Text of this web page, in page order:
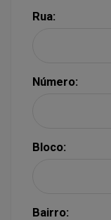
Rua:
Número:
Bloco:
Bairro: